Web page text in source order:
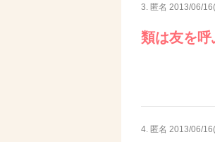
3. 匿名 2013/06/
類は友を呼
4. 匿名 2013/06/